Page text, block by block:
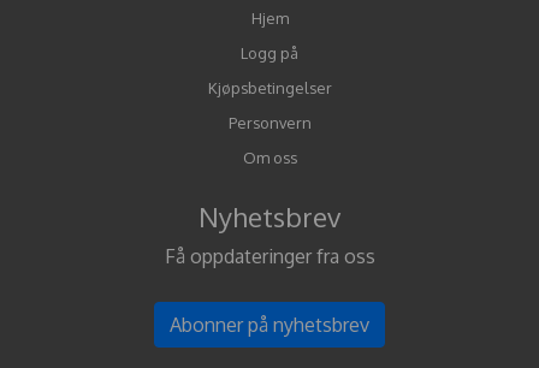
Hjem
Logg på
Kjøpsbetingelser
Personvern
Om oss
Nyhetsbrev
Få oppdateringer fra oss
Abonner på nyhetsbrev